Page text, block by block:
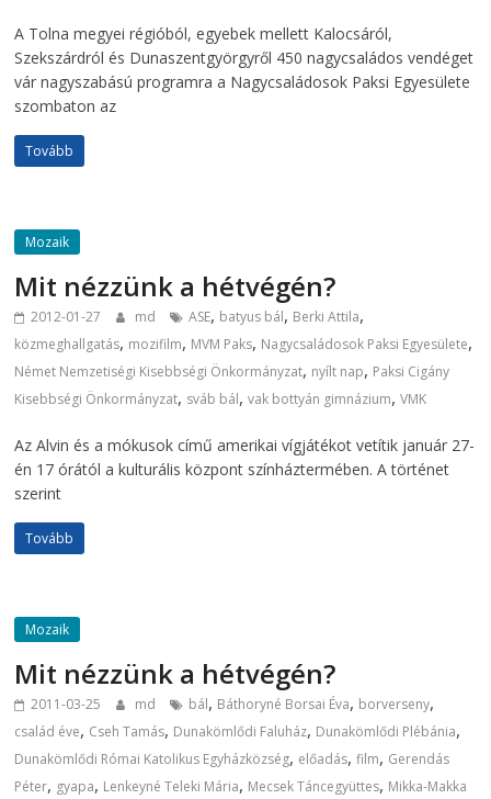
A Tolna megyei régióból, egyebek mellett Kalocsáról,
Szekszárdról és Dunaszentgyörgyről 450 nagycsaládos vendéget
vár nagyszabású programra a Nagycsaládosok Paksi Egyesülete
szombaton az
Tovább
Mozaik
Mit nézzünk a hétvégén?
2012-01-27 md ASE, batyus bál, Berki Attila,
közmeghallgatás, mozifilm, MVM Paks, Nagycsaládosok Paksi Egyesülete,
Német Nemzetiségi Kisebbségi Önkormányzat, nyílt nap, Paksi Cigány
Kisebbségi Önkormányzat, sváb bál,vak bottyán gimnázium,VMK
Az Alvin és a mókusok című amerikai vígjátékot vetítik január 27-
én 17 órától a kulturális központ színháztermében. A történet
szerint
Tovább
Mozaik
Mit nézzünk a hétvégén?
2011-03-25 md bál, Báthoryné Borsai Éva, borverseny,
család éve, Cseh Tamás, Dunakömlődi Faluház, Dunakömlődi Plébánia,
Dunakömlődi Római Katolikus Egyházközség, előadás,film, Gerendás
Péter, gyapa, Lenkeyné Teleki Mária, Mecsek Táncegyüttes, Mikka-Makka